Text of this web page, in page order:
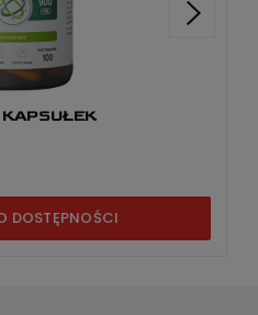
KAPSUŁEK
DOSTĘPNOŚCI